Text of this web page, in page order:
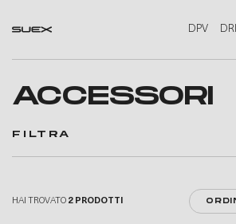
DPV
ACCESSORI
FILTRA
HAI TROVATO 2 PRODOTTI